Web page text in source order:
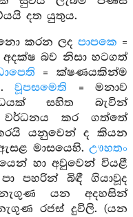
දත යුතුය.
කරන ලද පාපකෙ =
අදක්ෂ බව නිසා හටගත්
= ක්ෂණයකින්ම
වූපසමෙති = මනාව
සහිත බැවින්
වර්ධනය කර ගත්තේ
යනුවෙන් ද කියන
මාසයෙහි.ඌහතං
හා අවුවෙන් වියළී
පහරින් බිඳී ගියාවූද
යන අදහසින්
රජස් දුවිලි. (යන